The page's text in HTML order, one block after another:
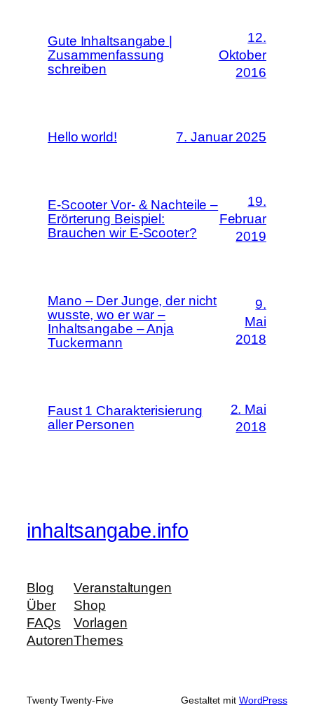
Gute Inhaltsangabe |
Zusammenfassung
schreiben
12.
Oktober
2016
Hello world! 7. Januar 2025
E-Scooter Vor- & Nachteile –
Erörterung Beispiel:
Brauchen wir E-Scooter?
19.
Februar
2019
Mano – Der Junge, der nicht
wusste, wo er war –
Inhaltsangabe – Anja
Tuckermann
9.
Mai
2018
Faust 1 Charakterisierung
aller Personen
2. Mai
2018
inhaltsangabe.info
Blog
Über
FAQs
Autoren
Veranstaltungen
Shop
Vorlagen
Themes
Twenty Twenty-Five Gestaltet mit WordPress